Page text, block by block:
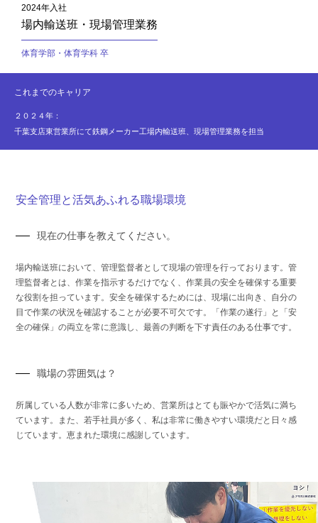
2024年入社
場内輸送班・現場管理業務
体育学部・体育学科 卒
これまでのキャリア
２０２４年：
千葉支店東営業所にて鉄鋼メーカー工場内輸送班、現場管理業務を担当
安全管理と活気あふれる職場環境
現在の仕事を教えてください。
場内輸送班において、管理監督者として現場の管理を行っております。管
理監督者とは、作業を指示するだけでなく、作業員の安全を確保する重要
な役割を担っています。安全を確保するためには、現場に出向き、自分の
目で作業の状況を確認することが必要不可欠です。「作業の遂行」と「安
全の確保」の両立を常に意識し、最善の判断を下す責任のある仕事です。
職場の雰囲気は？
所属している人数が非常に多いため、営業所はとても賑やかで活気に満ち
ています。また、若手社員が多く、私は非常に働きやすい環境だと日々感
じています。恵まれた環境に感謝しています。